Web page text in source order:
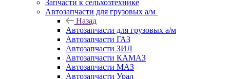
Запчасти к сельхозтехнике
Автозапчасти для грузовых а/м
Назад
Автозапчасти для грузовых а/м
Автозапчасти ГАЗ
Автозапчасти ЗИЛ
Автозапчасти КАМАЗ
Автозапчасти МАЗ
Автозапчасти Урал